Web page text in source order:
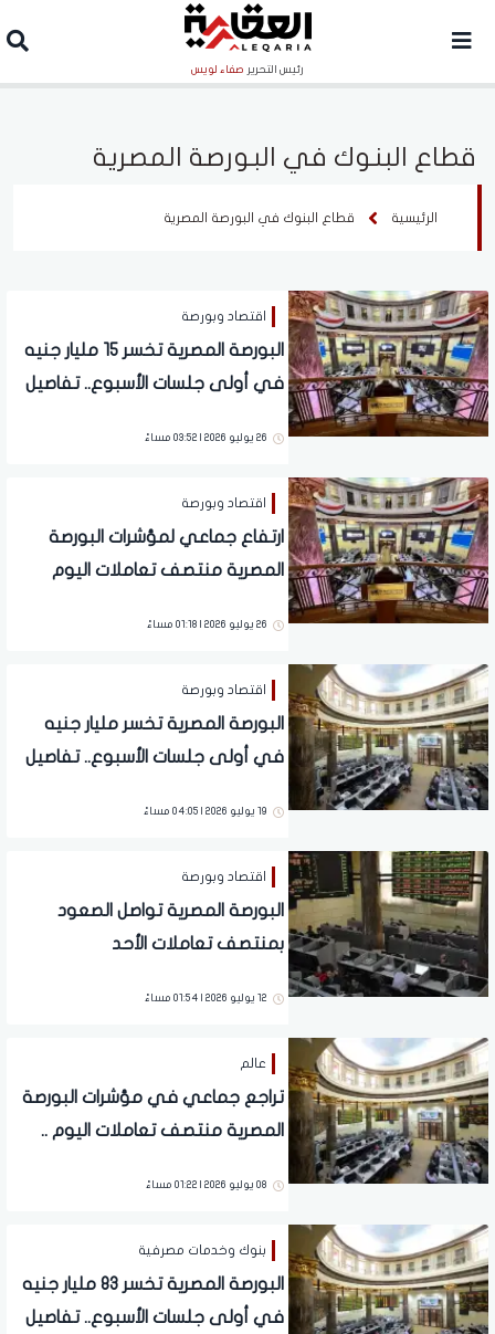
رئيس التحرير صفاء لويس
قطاع البنوك في البورصة المصرية
الرئيسية قطاع البنوك في البورصة المصرية
اقتصاد وبورصة
البورصة المصرية تخسر 15 مليار جنيه
في أولى جلسات الأسبوع.. تفاصيل
26 يوليو 2026 | 03:52 مساءً
اقتصاد وبورصة
ارتفاع جماعي لمؤشرات البورصة
المصرية منتصف تعاملات اليوم
26 يوليو 2026 | 01:18 مساءً
اقتصاد وبورصة
البورصة المصرية تخسر مليار جنيه
في أولى جلسات الأسبوع.. تفاصيل
19 يوليو 2026 | 04:05 مساءً
اقتصاد وبورصة
البورصة المصرية تواصل الصعود
بمنتصف تعاملات الأحد
12 يوليو 2026 | 01:54 مساءً
عالم
تراجع جماعي في مؤشرات البورصة
المصرية منتصف تعاملات اليوم ..
08 يوليو 2026 | 01:22 مساءً
بنوك وخدمات مصرفية
البورصة المصرية تخسر 83 مليار جنيه
في أولى جلسات الأسبوع.. تفاصيل